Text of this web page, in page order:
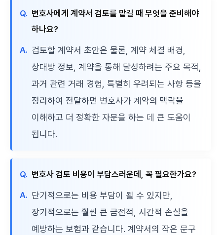
Q. 변호사에게 계약서 검토를 맡길 때 무엇을 준비해야
하나요?
A. 검토할 계약서 초안은 물론, 계약 체결 배경,
상대방 정보, 계약을 통해 달성하려는 주요 목적,
과거 관련 거래 경험, 특별히 우려되는 사항 등을
정리하여 전달하면 변호사가 계약의 맥락을
이해하고 더 정확한 자문을 하는 데 큰 도움이
됩니다.
Q. 변호사 검토 비용이 부담스러운데, 꼭 필요한가요?
A. 단기적으로는 비용 부담이 될 수 있지만,
장기적으로는 훨씬 큰 금전적, 시간적 손실을
예방하는 보험과 같습니다. 계약서의 작은 문구